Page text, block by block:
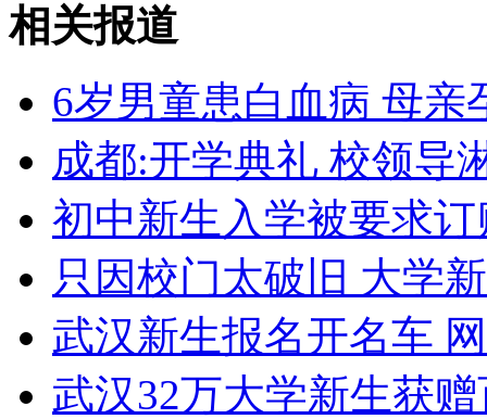
女孩北京地铁殴打老人 痛下狠手拳打脚踢
无痛分娩是否安全 医生回应
外交部：反对强权政治霸凌主义
外交部：有关国家言论片面不公正
相关报道
6岁男童患白血病 母亲
成都:开学典礼 校领导
初中新生入学被要求
只因校门太破旧 大学
武汉新生报名开名车
武汉32万大学新生获